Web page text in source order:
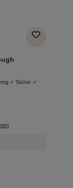
✓ Sicher ✓